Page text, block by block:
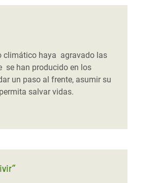
climático haya agravado las
se han producido en los
un paso al frente, asumir su
salvar vidas.